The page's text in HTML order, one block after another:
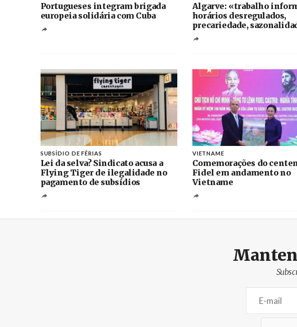
Portugueses integram brigada
europeia solidária com Cuba
Algarve: «trabalho
horários desregulados,
precariedade,
SUBSÍDIO DE FÉRIAS
Lei da selva? Sindicato acusa a
Flying Tiger de ilegalidade no
pagamento de subsídios
VIETNAME
Comemorações do
Fidel em andamento no
Vietname